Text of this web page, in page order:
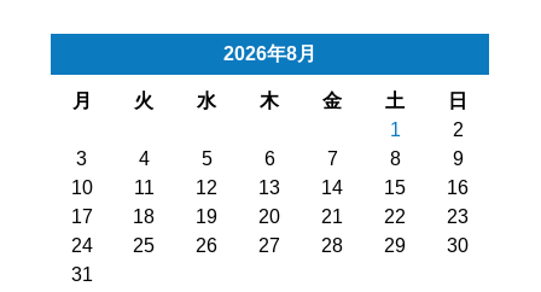
2026年8月
月 火 水 木 金 土 日
1
2
3
4 5 6 7 8
9
10
11 12 13 14 15
16
17
18 19 20 21 22
23
24
25 26 27 28 29
30
31